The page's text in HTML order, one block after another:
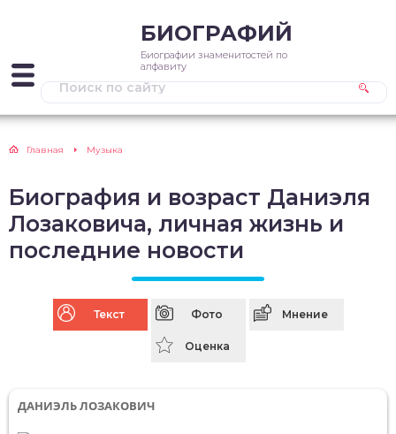
БИОГРАФИЙ
Биографии знаменитостей по
алфавиту
Главная Музыка
Биография и возраст Даниэля
Лозаковича, личная жизнь и
последние новости
Текст Фото Мнение
Оценка
ДАНИЭЛЬ ЛОЗАКОВИЧ